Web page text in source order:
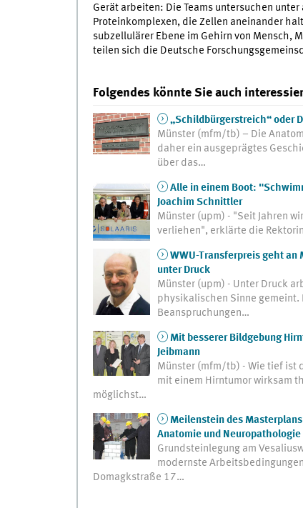
Gerät arbeiten: Die Teams untersuchen
Proteinkomplexen, die Zellen aneinander
subzellulärer Ebene im Gehirn von Mensch,
teilen sich die Deutsche
Folgendes könnte Sie auch
„Schildbürgerstreich“ oder
Münster (mfm/tb) – Die
daher ein ausgeprägtes
über das…
Alle in einem Boot:
Joachim Schnittler
Münster (upm) - "Seit Jahren
verliehen", erklärte die
WWU-Transferpreis geht
unter Druck
Münster (upm) - Unter Druck
physikalischen Sinne gemeint.
Beanspruchungen…
Mit besserer Bildgebung
Jeibmann
Münster (mfm/tb) - Wie tief ist
mit einem Hirntumor wirksam
möglichst…
Meilenstein des
Anatomie und Neuropathologie
Grundsteinlegung am
modernste
Domagkstraße 17…